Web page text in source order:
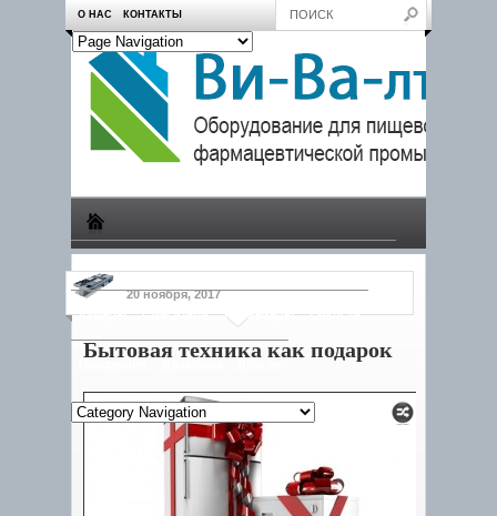
О НАС КОНТАКТЫ
Камеры Смесители Конвейеры Емкости
20 ноября, 2017
Бытовая техника как подарок